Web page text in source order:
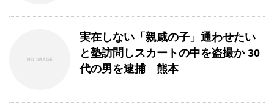
実在しない「親戚の子」通わせたい
と塾訪問しスカートの中を盗撮か 30
代の男を逮捕 熊本